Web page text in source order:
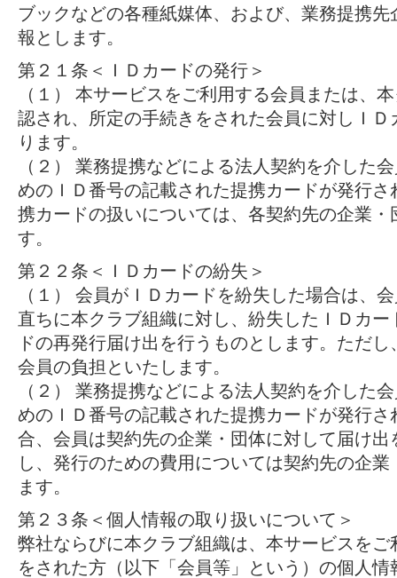
ブックなどの各種紙媒体、および、業務提携
報とします。
第２１条＜ＩＤカードの発行＞
（１） 本サービスをご利用する会員または、
認され、所定の手続きをされた会員に対しＩ
ります。
（２） 業務提携などによる法人契約を介した
めのＩＤ番号の記載された提携カードが発行
携カードの扱いについては、各契約先の企業
す。
第２２条＜ＩＤカードの紛失＞
（１） 会員がＩＤカードを紛失した場合は、
直ちに本クラブ組織に対し、紛失したＩＤカ
ドの再発行届け出を行うものとします。ただ
会員の負担といたします。
（２） 業務提携などによる法人契約を介した
めのＩＤ番号の記載された提携カードが発行
合、会員は契約先の企業・団体に対して届け
し、発行のための費用については契約先の企
ます。
第２３条＜個人情報の取り扱いについて＞
弊社ならびに本クラブ組織は、本サービスを
をされた方（以下「会員等」という）の個人